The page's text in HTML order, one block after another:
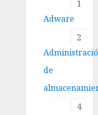
1
Adware
2
de
4